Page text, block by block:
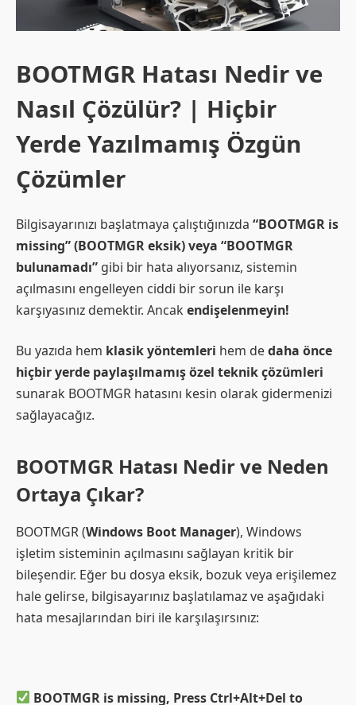
BOOTMGR Hatası Nedir ve
Nasıl Çözülür? | Hiçbir
Yerde Yazılmamış Özgün
Çözümler
Bilgisayarınızı başlatmaya çalıştığınızda “BOOTMGR is
missing” (BOOTMGR eksik) veya “BOOTMGR
bulunamadı” gibi bir hata alıyorsanız, sistemin
açılmasını engelleyen ciddi bir sorun ile karşı
karşıyasınız demektir. Ancak endişelenmeyin!
Bu yazıda hem klasik yöntemleri hem dedaha önce
hiçbir yerde paylaşılmamış özel teknik çözümleri
sunarak BOOTMGR hatasını kesin olarak gidermenizi
sağlayacağız.
BOOTMGR Hatası Nedir ve Neden
Ortaya Çıkar?
BOOTMGR (Windows Boot Manager), Windows
işletim sisteminin açılmasını sağlayan kritik bir
bileşendir. Eğer bu dosya eksik, bozuk veya erişilemez
hale gelirse, bilgisayarınız başlatılamaz ve aşağıdaki
hata mesajlarından biri ile karşılaşırsınız:
BOOTMGR is missing, Press Ctrl+Alt+Del to